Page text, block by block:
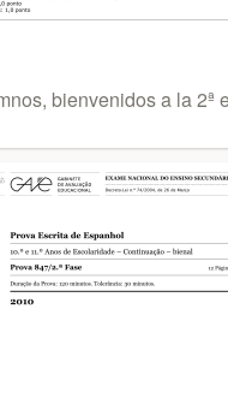
bienvenidos a la 2ª